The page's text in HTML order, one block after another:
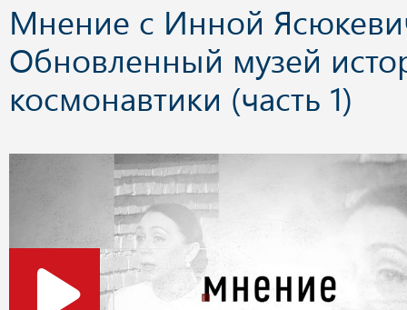
Мнение с Инной
Обновленный музей
космонавтики (часть 1)